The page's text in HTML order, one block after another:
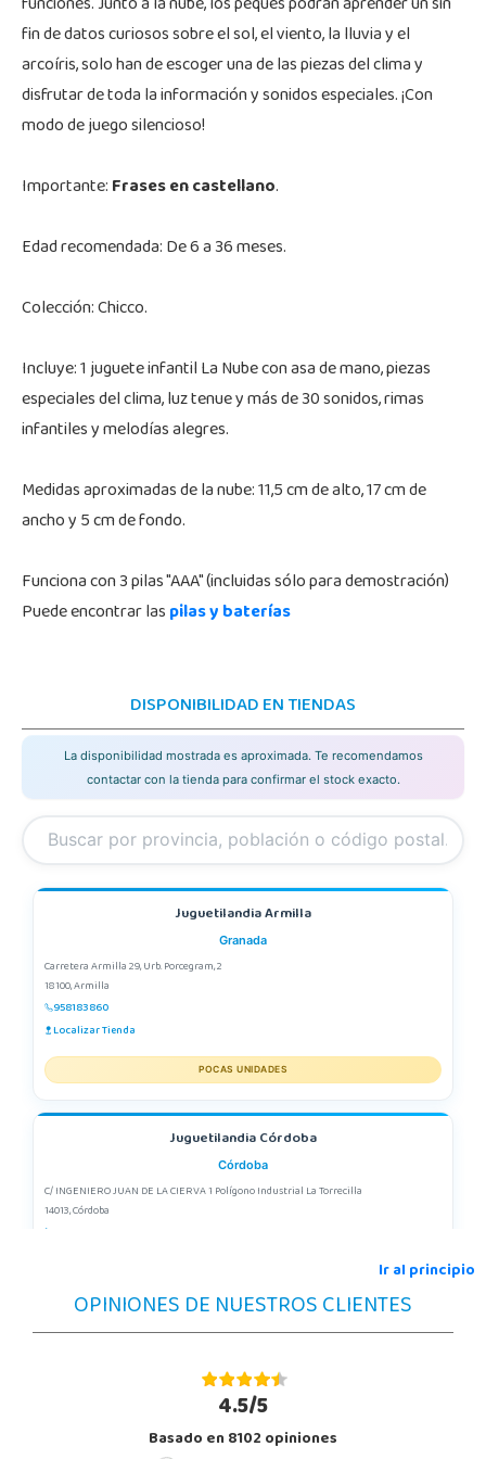
fin de datos curiosos sobre el sol, el viento, la lluvia y el
arcoíris, solo han de escoger una de las piezas del clima y
disfrutar de toda la información y sonidos especiales. ¡Con
modo de juego silencioso!
Importante:Frases en castellano.
Edad recomendada: De 6 a 36 meses.
Colección: Chicco.
Incluye: 1 juguete infantil La Nube con asa de mano, piezas
especiales del clima, luz tenue y más de 30 sonidos, rimas
infantiles y melodías alegres.
Medidas aproximadas de la nube: 11,5 cm de alto, 17 cm de
ancho y 5 cm de fondo.
Funciona con 3 pilas "AAA" (incluidas sólo para demostración)
Puede encontrar laspilas y baterías
DISPONIBILIDAD EN TIENDAS
La disponibilidad mostrada es aproximada. Te recomendamos
contactar con la tienda para confirmar el stock exacto.
Juguetilandia Armilla
Granada
Carretera Armilla 29, Urb. Porcegram, 2
18100, Armilla
958183860
Localizar Tienda
POCAS UNIDADES
Juguetilandia Córdoba
Córdoba
C/ INGENIERO JUAN DE LA CIERVA 1 Polígono Industrial La Torrecilla
14013, Córdoba
Juguetilandia Elche-Ctra.Crevillente
Alicante
Crta. Crevillente Pol. Llano de San José, Calle Reus, Nº 4 local 1
Ir al principio
OPINIONES DE NUESTROS CLIENTES
4.5/5
Basado en 8102 opiniones